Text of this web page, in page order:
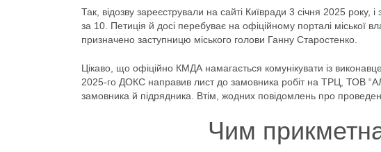
Так, відозву зареєстрували на сайті Київради 3 січня 2025 року,
за 10. Петиція й досі перебуває на офіційному порталі міської
призначено заступницю міського голови Ганну Старостенко.
Цікаво, що офіційно КМДА намагається комунікувати із
2025-го ДОКС направив лист до замовника робіт на ТРЦ, ТОВ
замовника й підрядника. Втім, жодних повідомлень про
Чим